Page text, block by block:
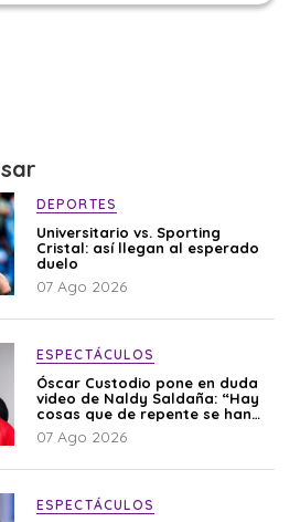
DEPORTES
Universitario vs. Sporting
Cristal: así llegan al esperado
duelo
07 Ago 2026
ESPECTÁCULOS
Óscar Custodio pone en duda
video de Naldy Saldaña: “Hay
cosas que de repente se han
editado”
07 Ago 2026
ESPECTÁCULOS